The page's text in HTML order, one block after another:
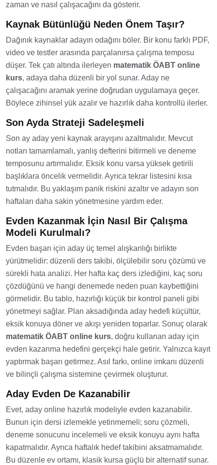
zaman ve nasıl çalışacağını da gösterir.
Kaynak Bütünlüğü Neden Önem Taşır?
Dağınık kaynaklar adayın odağını böler. Bir konu farklı PDF,
video ve testler arasında parçalanırsa çalışma temposu
düşer. Tek çatı altında ilerleyen matematik ÖABT online
kurs, adaya daha düzenli bir yol sunar. Aday ne
çalışacağını aramak yerine doğrudan uygulamaya geçer.
Böylece zihinsel yük azalır ve hazırlık daha kontrollü ilerler.
Son Ayda Strateji Sadeleşmeli
Son ay aday yeni kaynak arayışını azaltmalıdır. Mevcut
notları tamamlamalı, yanlış defterini bitirmeli ve deneme
temposunu artırmalıdır. Eksik konu varsa yüksek getirili
başlıklara öncelik vermelidir. Ayrıca tekrar listesini kısa
tutmalıdır. Bu yaklaşım panik riskini azaltır ve adayın son
haftaları daha sakin yönetmesine yardım eder.
Evden Kazanmak İçin Nasıl Bir Çalışma
Modeli Kurulmalı?
Evden başarı için aday üç temel alışkanlığı birlikte
yürütmelidir: düzenli ders takibi, ölçülebilir soru çözümü ve
sürekli hata analizi. Her hafta kaç ders izlediğini, kaç soru
çözdüğünü ve hangi denemede neden puan kaybettiğini
görmelidir. Bu tablo, hazırlığı küçük bir kontrol paneli gibi
yönetmeyi sağlar. Plan aksadığında aday hedefi küçültür,
eksik konuya döner ve akışı yeniden toparlar. Sonuç olarak
matematik ÖABT online kurs, doğru kullanan aday için
evden kazanma hedefini gerçekçi hale getirir. Yalnızca kayıt
yaptırmak başarı getirmez. Asıl farkı, online imkanı düzenli
ve bilinçli çalışma sistemine çevirmek oluşturur.
Aday Evden De Kazanabilir
Evet, aday online hazırlık modeliyle evden kazanabilir.
Bunun için dersi izlemekle yetinmemeli; soru çözmeli,
deneme sonucunu incelemeli ve eksik konuyu aynı hafta
kapatmalıdır. Ayrıca haftalık hedef takibini aksatmamalıdır.
Bu düzenle ev ortamı, klasik kursa güçlü bir alternatif sunar.